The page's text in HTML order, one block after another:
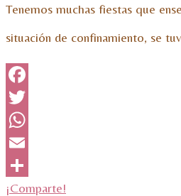
Tenemos muchas fiestas que
situación de confinamiento, se
Facebook
Twitter
WhatsApp
Email
¡Comparte!